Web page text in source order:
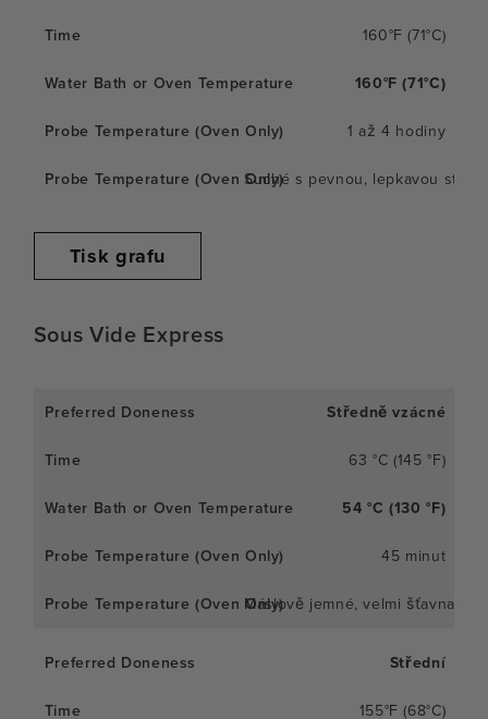
160°F (71°C)
160°F (71°C)
1 až 4 hodiny
Suché s pevnou, lepkavou
Tisk grafu
Sous Vide Express
Středně vzácné
63 °C (145 °F)
54 °C (130 °F)
45 minut
Máslově jemné, velmi šťavnaté
Střední
155°F (68°C)